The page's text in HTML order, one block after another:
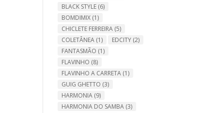
BLACK STYLE (6)
BOMDIMIX (1)
CHICLETE FERREIRA (5)
COLETÂNEA (1) EDCITY (2)
FANTASMÃO (1)
FLAVINHO (8)
FLAVINHO A CARRETA (1)
GUIG GHETTO (3)
HARMONIA (9)
HARMONIA DO SAMBA (3)